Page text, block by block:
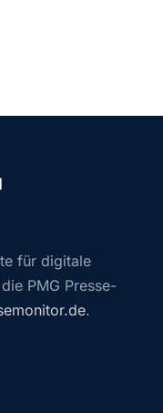
für digitale
PMG Presse-
.